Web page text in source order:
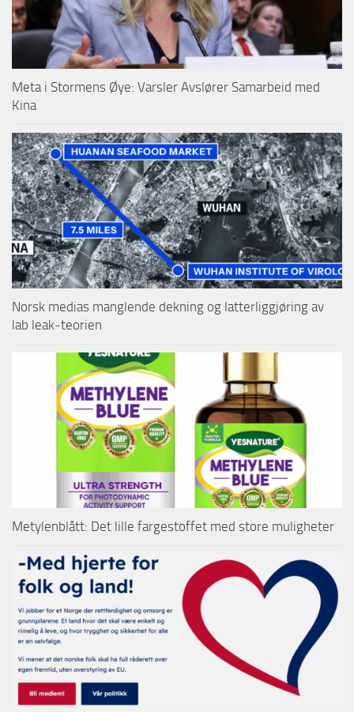
Meta i Stormens Øye: Varsler Avslører Samarbeid med
Kina
Norsk medias manglende dekning og latterliggjøring av
lab leak-teorien
Metylenblått: Det lille fargestoffet med store muligheter